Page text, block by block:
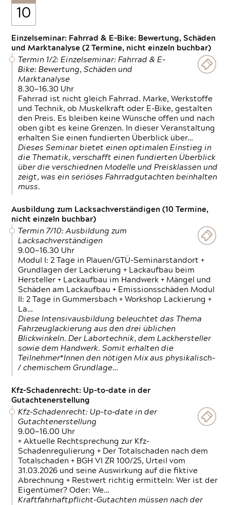
10
Einzelseminar: Fahrrad & E-Bike: Bewertung, Schäden
und Marktanalyse (2 Termine, nicht einzeln buchbar)
Termin 1/2: Einzelseminar: Fahrrad & E-
Bike: Bewertung, Schäden und
Marktanalyse
8.30—16.30 Uhr
Fahrrad ist nicht gleich Fahrrad. Marke, Werkstoffe
und Technik, ob Muskelkraft oder E-Bike, gestalten
den Preis. Es bleiben keine Wünsche offen und nach
oben gibt es keine Grenzen. In dieser Veranstaltung
erhalten Sie einen fundierten Überblick über…
Dieses Seminar bietet einen optimalen Einstieg in
die Thematik, verschafft einen fundierten Überblick
über die verschiednen Modelle und Preisklassen und
zeigt, was ein seriöses Fahrradgutachten beinhalten
muss.
Ausbildung zum Lacksachverständigen (10 Termine,
nicht einzeln buchbar)
Termin 7/10: Ausbildung zum
Lacksachverständigen
9.00—16.30 Uhr
Modul I: 2 Tage in Plauen/GTÜ-Seminarstandort +
Grundlagen der Lackierung + Lackaufbau beim
Hersteller + Lackaufbau im Handwerk + Mängel und
Schäden am Lackaufbau + Emissionsschäden Modul
II: 2 Tage in Gummersbach + Workshop Lackierung +
La…
Diese Intensivausbildung beleuchtet das Thema
Fahrzeuglackierung aus den drei üblichen
Blickwinkeln. Der Labortechnik, dem Lackhersteller
sowie dem Handwerk. Somit erhalten die
Teilnehmer*Innen den nötigen Mix aus physikalisch-
/ chemischem Grundlage…
Kfz-Schadenrecht: Up-to-date in der
Gutachtenerstellung
Kfz-Schadenrecht: Up-to-date in der
Gutachtenerstellung
9.00—16.00 Uhr
+ Aktuelle Rechtsprechung zur Kfz-
Schadenregulierung + Der Totalschaden nach dem
Totalschaden + BGH VI ZR 100/25, Urteil vom
31.03.2026 und seine Auswirkung auf die fiktive
Abrechnung + Restwert richtig ermitteln: Wer ist der
Eigentümer? Oder: We…
Kraftfahrhaftpflicht-Gutachten müssen nach der